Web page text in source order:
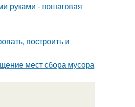
руками - пошаговая
построить и
мест сбора мусора